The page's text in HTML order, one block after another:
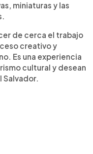
miniaturas y las
de cerca el trabajo
creativo y
Es una experiencia
cultural y desean
Salvador.